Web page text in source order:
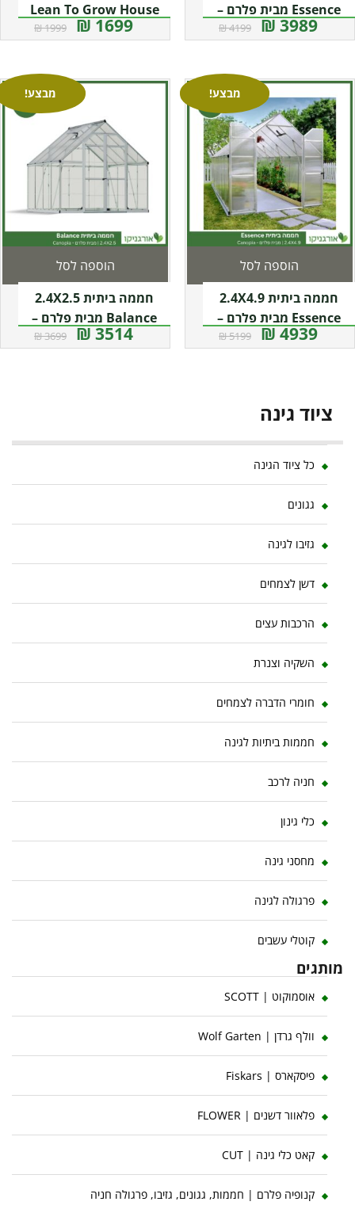
Essence מבית פלרם –
Canopia
3989 ₪
4199 ₪
Lean To Grow House
כסף-הייבריד מבית פלרם –
1699 ₪
1999 ₪
מבצע!
חממה ביתית 2.4X4.9
Essence מבית פלרם –
Canopia
4939 ₪
5199 ₪
הוספה לסל
מבצע!
חממה ביתית 2.4X2.5
Balance מבית פלרם –
Canopia
3514 ₪
3699 ₪
הוספה לסל
ציוד גינה
כל ציוד הגינה
גגונים
גזיבו לגינה
דשן לצמחים
הרכבות עצים
השקיה וצנרת
חומרי הדברה לצמחים
חממות ביתיות לגינה
חניה לרכב
כלי גינון
מחסני גינה
פרגולה לגינה
קוטלי עשבים
מותגים
אוסמוקוט | SCOTT
וולף גרדן | Wolf Garten
פיסקארס | Fiskars
פלאוור דשנים | FLOWER
קאט כלי גינה | CUT
קנופיה פלרם | חממות, גגונים, גזיבו, פרגולה חניה